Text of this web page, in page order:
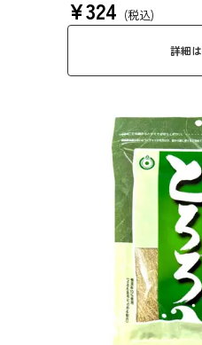
ぜいたくな味を、思う
¥324 (税込)
詳細